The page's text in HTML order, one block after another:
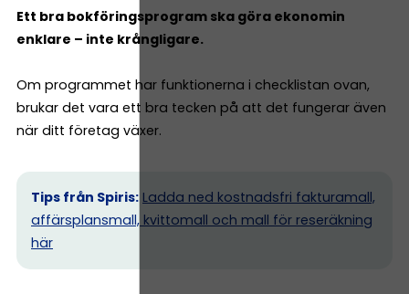
Ett bra bokföringsprogram ska göra ekonomin
enklare – inte krångligare.
Om programmet har funktionerna i checklistan ovan,
brukar det vara ett bra tecken på att det fungerar även
när ditt företag växer.
Tips från Spiris: Ladda ned kostnadsfri fakturamall,
affärsplansmall, kvittomall och mall för reseräkning
här